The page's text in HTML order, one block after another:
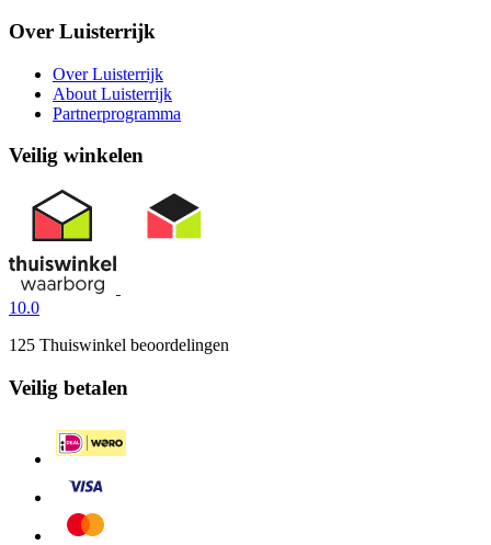
Over Luisterrijk
Over Luisterrijk
About Luisterrijk
Partnerprogramma
Veilig winkelen
10.0
125 Thuiswinkel beoordelingen
Veilig betalen